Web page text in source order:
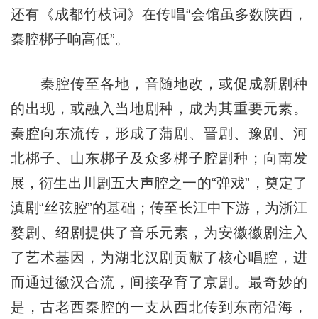
还有《成都竹枝词》在传唱“会馆虽多数陕西，
秦腔梆子响高低”。
秦腔传至各地，音随地改，或促成新剧种
的出现，或融入当地剧种，成为其重要元素。
秦腔向东流传，形成了蒲剧、晋剧、豫剧、河
北梆子、山东梆子及众多梆子腔剧种；向南发
展，衍生出川剧五大声腔之一的“弹戏”，奠定了
滇剧“丝弦腔”的基础；传至长江中下游，为浙江
婺剧、绍剧提供了音乐元素，为安徽徽剧注入
了艺术基因，为湖北汉剧贡献了核心唱腔，进
而通过徽汉合流，间接孕育了京剧。最奇妙的
是，古老西秦腔的一支从西北传到东南沿海，